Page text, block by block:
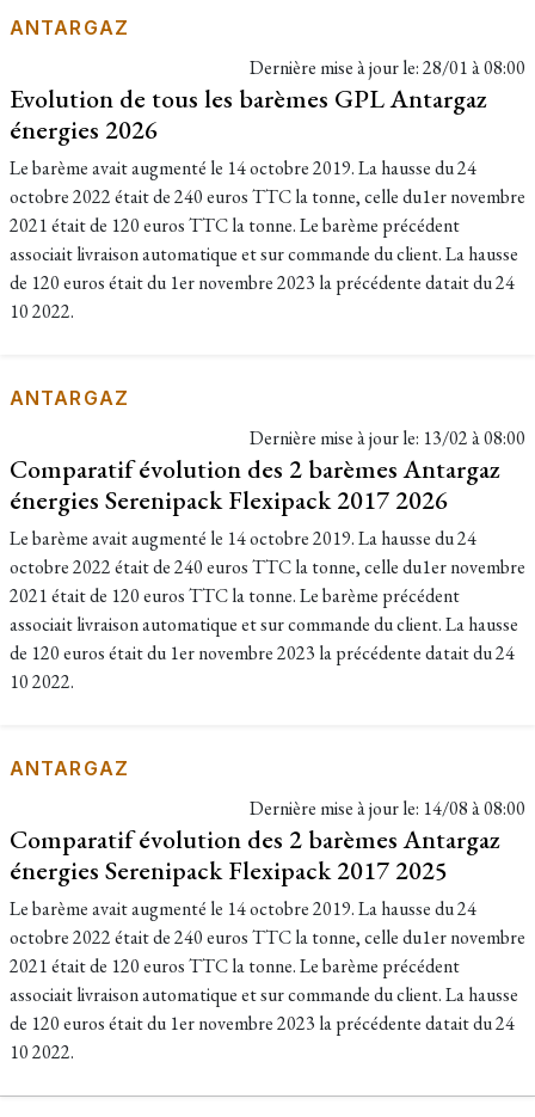
ANTARGAZ
Dernière mise à jour le:28/01 à 08:00
Evolution de tous les barèmes GPL Antargaz
énergies 2026
Le barème avait augmenté le 14 octobre 2019. La hausse du 24
octobre 2022 était de 240 euros TTC la tonne, celle du1er novembre
2021 était de 120 euros TTC la tonne. Le barème précédent
associait livraison automatique et sur commande du client. La hausse
de 120 euros était du 1er novembre 2023 la précédente datait du 24
10 2022.
ANTARGAZ
Dernière mise à jour le: 13/02 à 08:00
Comparatif évolution des 2 barèmes Antargaz
énergies Serenipack Flexipack 2017 2026
Le barème avait augmenté le 14 octobre 2019. La hausse du 24
octobre 2022 était de 240 euros TTC la tonne, celle du1er novembre
2021 était de 120 euros TTC la tonne. Le barème précédent
associait livraison automatique et sur commande du client. La hausse
de 120 euros était du 1er novembre 2023 la précédente datait du 24
10 2022.
ANTARGAZ
Dernière mise à jour le: 14/08 à 08:00
Comparatif évolution des 2 barèmes Antargaz
énergies Serenipack Flexipack 2017 2025
Le barème avait augmenté le 14 octobre 2019. La hausse du 24
octobre 2022 était de 240 euros TTC la tonne, celle du1er novembre
2021 était de 120 euros TTC la tonne. Le barème précédent
associait livraison automatique et sur commande du client. La hausse
de 120 euros était du 1er novembre 2023 la précédente datait du 24
10 2022.